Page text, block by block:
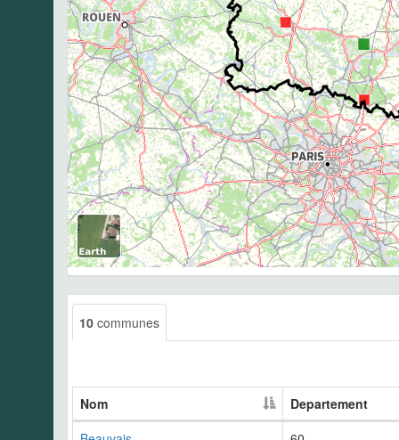
10 communes
Nom
Departement